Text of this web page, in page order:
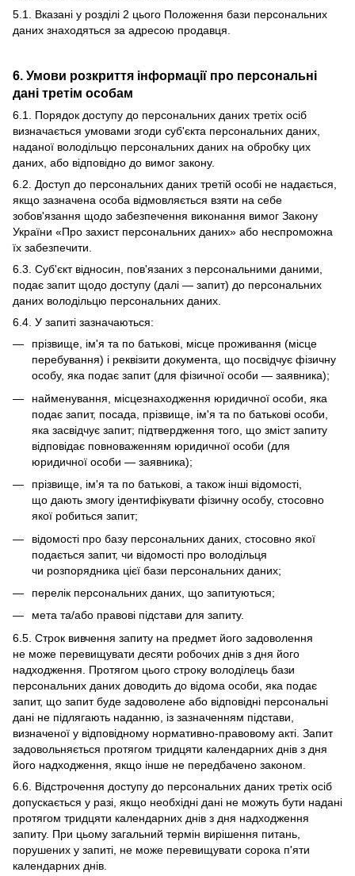
5.1. Вказані у розділі 2 цього Положення бази персональних
даних знаходяться за адресою продавця.
6. Умови розкриття інформації про персональні
дані третім особам
6.1. Порядок доступу до персональних даних третіх осіб
визначається умовами згоди суб'єкта персональних даних,
наданої володільцю персональних даних на обробку цих
даних, або відповідно до вимог закону.
6.2. Доступ до персональних даних третій особі не надається,
якщо зазначена особа відмовляється взяти на себе
зобов'язання щодо забезпечення виконання вимог Закону
України «Про захист персональних даних» або неспроможна
їх забезпечити.
6.3. Суб'єкт відносин, пов'язаних з персональними даними,
подає запит щодо доступу (далі — запит) до персональних
даних володільцю персональних даних.
6.4. У запиті зазначаються:
прізвище, ім'я та по батькові, місце проживання (місце
перебування) і реквізити документа, що посвідчує фізичну
особу, яка подає запит (для фізичної особи — заявника);
найменування, місцезнаходження юридичної особи, яка
подає запит, посада, прізвище, ім'я та по батькові особи,
яка засвідчує запит; підтвердження того, що зміст запиту
відповідає повноваженням юридичної особи (для
юридичної особи — заявника);
прізвище, ім'я та по батькові, а також інші відомості,
що дають змогу ідентифікувати фізичну особу, стосовно
якої робиться запит;
відомості про базу персональних даних, стосовно якої
подається запит, чи відомості про володільця
чи розпорядника цієї бази персональних даних;
перелік персональних даних, що запитуються;
мета та/або правові підстави для запиту.
6.5. Строк вивчення запиту на предмет його задоволення
не може перевищувати десяти робочих днів з дня його
надходження. Протягом цього строку володілець бази
персональних даних доводить до відома особи, яка подає
запит, що запит буде задоволене або відповідні персональні
дані не підлягають наданню, із зазначенням підстави,
визначеної у відповідному нормативно-правовому акті. Запит
задовольняється протягом тридцяти календарних днів з дня
його надходження, якщо інше не передбачено законом.
6.6. Відстрочення доступу до персональних даних третіх осіб
допускається у разі, якщо необхідні дані не можуть бути надані
протягом тридцяти календарних днів з дня надходження
запиту. При цьому загальний термін вирішення питань,
порушених у запиті, не може перевищувати сорока п'яти
календарних днів.